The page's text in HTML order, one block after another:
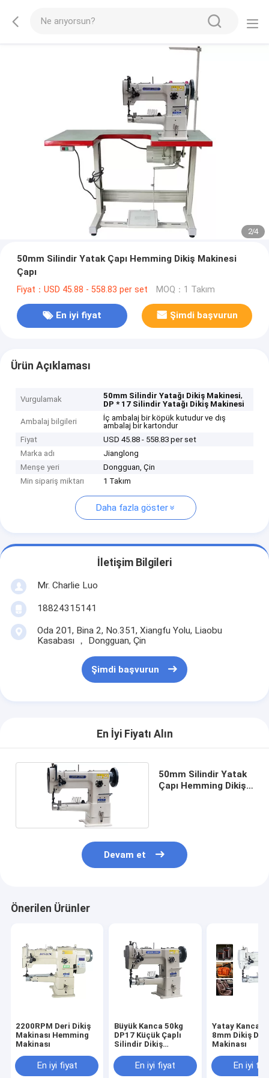
2/4
50mm Silindir Yatak Çapı Hemming Dikiş Makinesi
Çapı
Fiyat：USD 45.88 - 558.83 per set MOQ：1 Takım
En iyi fiyat Şimdi başvurun
Ürün Açıklaması
Vurgulamak 50mm Silindir Yatağı Dikiş Makinesi,
DP * 17 Silindir Yatağı Dikiş Makinesi
Ambalaj bilgileri
İç ambalaj bir köpük kutudur ve dış
ambalaj bir kartondur
Fiyat
USD 45.88 - 558.83 per set
Marka adı
Jianglong
Menşe yeri
Dongguan, Çin
Min sipariş miktarı
1 Takım
Daha fazla göster
İletişim Bilgileri
Mr. Charlie Luo
18824315141
Oda 201, Bina 2, No.351, Xiangfu Yolu, Liaobu
Kasabası ， Dongguan, Çin
Şimdi başvurun
En İyi Fiyatı Alın
50mm Silindir Yatak
Çapı Hemming Dikiş
Devam et
Önerilen Ürünler
2200RPM Deri Dikiş
Makinası Hemming
Makinası
En iyi fiyat
Büyük Kanca 50kg
DP17 Küçük Çaplı
Silindir Dikiş
En iyi fiyat
Yatay Kanca
8mm Dikiş
Makinası
En iyi